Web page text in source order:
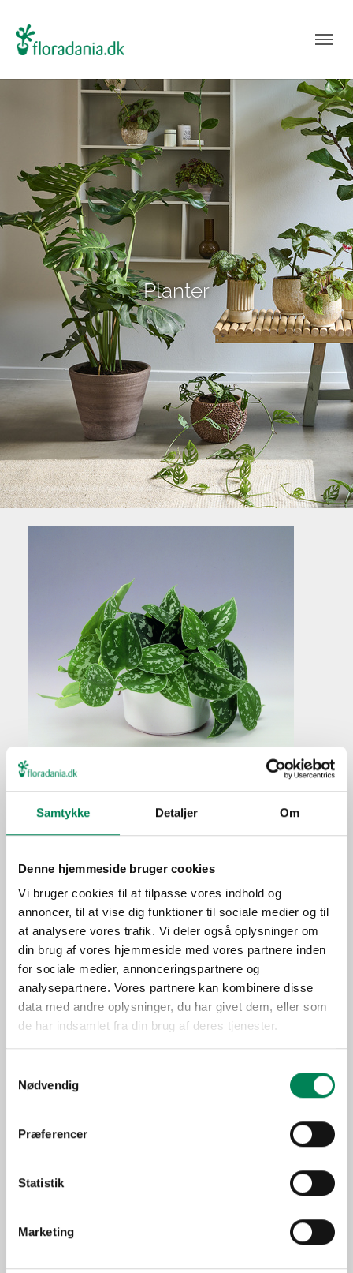
Samtykke Detaljer Om
Denne hjemmeside bruger cookies
Vi bruger cookies til at tilpasse vores indhold og
annoncer, til at vise dig funktioner til sociale medier og til
at analysere vores trafik. Vi deler også oplysninger om
din brug af vores hjemmeside med vores partnere inden
for sociale medier, annonceringspartnere og
analysepartnere. Vores partnere kan kombinere disse
data med andre oplysninger, du har givet dem, eller som
de har indsamlet fra din brug af deres tjenester.
Nødvendig
Præferencer
Statistik
Marketing
Planter
Måneskin
Familie
Araceae
Navn
pictus
Populærnavn
Måneskin
Vanding
Hold pottejorden jævnt
fugtig.
Gødning
Ca. hver fjerde vanding i
vækstperioden.
Anvendelse
Sæson